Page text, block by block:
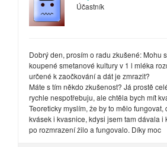
Účastník
Dobrý den, prosím o radu zkušené: Mohu
koupené smetanové kultury v 1 l mléka
určené k zaočkování a dát je zmrazit?
Máte s tím někdo zkušenost? Já prostě
rychle nespotřebuju, ale chtěla bych mít
Teoreticky myslím, že by to mělo fungovat,
kvásek i kvasnice, kdysi jsem tam dávala i
po rozmrazení žilo a fungovalo. Díky moc